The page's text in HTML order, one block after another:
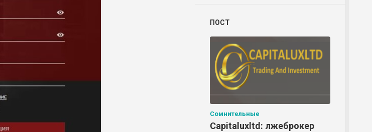
ВЫСОК
НИЗКИЙ НИЗКИЙ
ПОСТ
Сомнительные
Capitaluxltd: лжеброкер